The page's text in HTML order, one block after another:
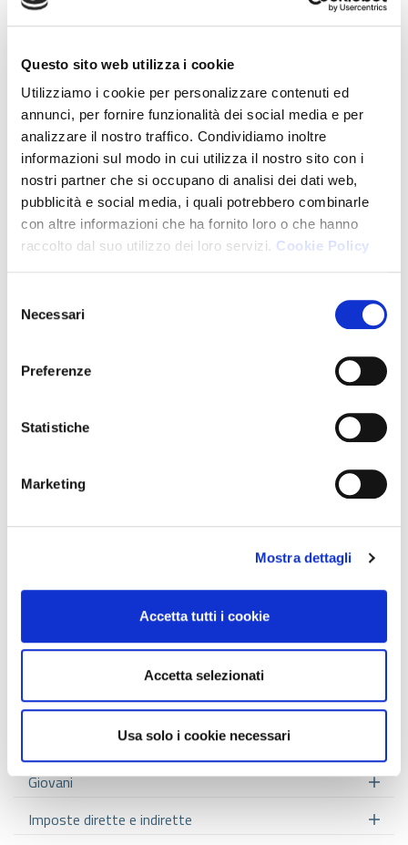
Questo sito web utilizza i cookie
Utilizziamo i cookie per personalizzare contenuti ed
annunci, per fornire funzionalità dei social media e per
analizzare il nostro traffico. Condividiamo inoltre
informazioni sul modo in cui utilizza il nostro sito con i
nostri partner che si occupano di analisi dei dati web,
pubblicità e social media, i quali potrebbero combinarle
con altre informazioni che ha fornito loro o che hanno
raccolto dal suo utilizzo dei loro servizi. Cookie Policy
delNecessari
Preferenze
Statistiche
Marketing
Mostra dettagli
Accetta tutti i cookie
Accetta selezionati
Usa solo i cookie necessari
Bilancio integrato e sociale
Cassa di Previdenza Dottori Commercialisti
Cassa di Previdenza Ragionieri
Compliance e modelli organizzativi
Contenzioso tributario
Digitalizzazione delle imprese
Enti no profit e cooperative sociali
ESG
Finanziamenti e Bandi
Fiscalità ed economia dell'arte
Fiscalità internazionale
Gestione del patrimonio immobiliare
Giovani
Imposte dirette e indirette